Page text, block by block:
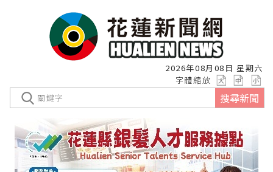
2026年08月08日 星期六
字體縮放
搜尋新聞